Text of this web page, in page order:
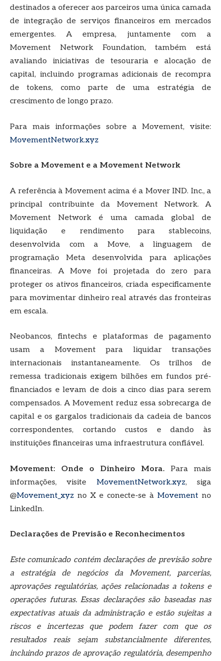
destinados a oferecer aos parceiros uma única camada
de integração de serviços financeiros em mercados
emergentes. A empresa, juntamente com a
Movement Network Foundation, também está
avaliando iniciativas de tesouraria e alocação de
capital, incluindo programas adicionais de recompra
de tokens, como parte de uma estratégia de
crescimento de longo prazo.
Para mais informações sobre a Movement, visite:
MovementNetwork.xyz
Sobre a Movement e a Movement Network
A referência à Movement acima é a Mover IND. Inc., a
principal contribuinte da Movement Network. A
Movement Network é uma camada global de
liquidação e rendimento para stablecoins,
desenvolvida com a Move, a linguagem de
programação Meta desenvolvida para aplicações
financeiras. A Move foi projetada do zero para
proteger os ativos financeiros, criada especificamente
para movimentar dinheiro real através das fronteiras
em escala.
Neobancos, fintechs e plataformas de pagamento
usam a Movement para liquidar transações
internacionais instantaneamente. Os trilhos de
remessa tradicionais exigem bilhões em fundos pré-
financiados e levam de dois a cinco dias para serem
compensados. A Movement reduz essa sobrecarga de
capital e os gargalos tradicionais da cadeia de bancos
correspondentes, cortando custos e dando às
instituições financeiras uma infraestrutura confiável.
Movement: Onde o Dinheiro Mora. Para mais
informações, visite MovementNetwork.xyz, siga
@Movement_xyz no X e conecte-se à Movement no
LinkedIn.
Declarações de Previsão e Reconhecimentos
Este comunicado contém declarações de previsão sobre
a estratégia de negócios da Movement, parcerias,
aprovações regulatórias, ações relacionadas a tokens e
operações futuras. Essas declarações são baseadas nas
expectativas atuais da administração e estão sujeitas a
riscos e incertezas que podem fazer com que os
resultados reais sejam substancialmente diferentes,
incluindo prazos de aprovação regulatória, desempenho